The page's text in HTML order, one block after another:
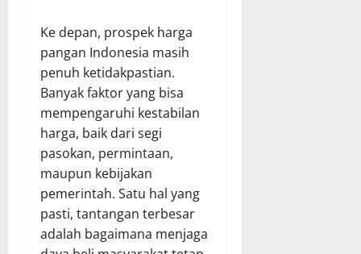
Ke depan, prospek harga
pangan Indonesia masih
penuh ketidakpastian.
Banyak faktor yang bisa
mempengaruhi kestabilan
harga, baik dari segi
pasokan, permintaan,
maupun kebijakan
pemerintah. Satu hal yang
pasti, tantangan terbesar
adalah bagaimana menjaga